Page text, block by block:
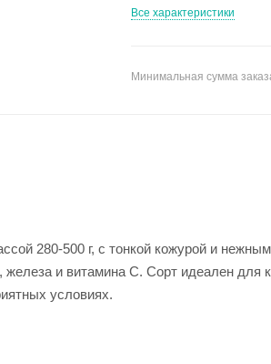
Все характеристики
Минимальная сумма
280-500 г, с тонкой кожурой и
и витамина С. Сорт идеален для
условиях.